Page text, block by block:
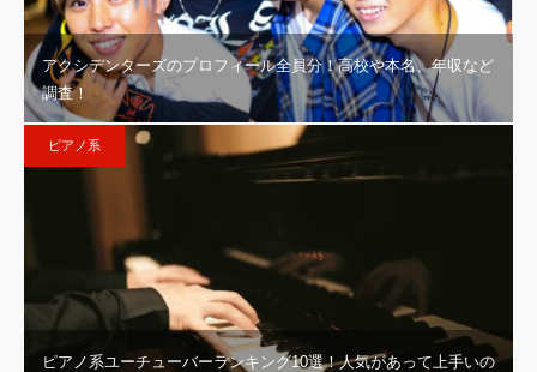
アクシデンターズのプロフィール全員分！高校や本名、年収など
調査！
ピアノ系
ピアノ系ユーチューバーランキング10選！人気があって上手いの